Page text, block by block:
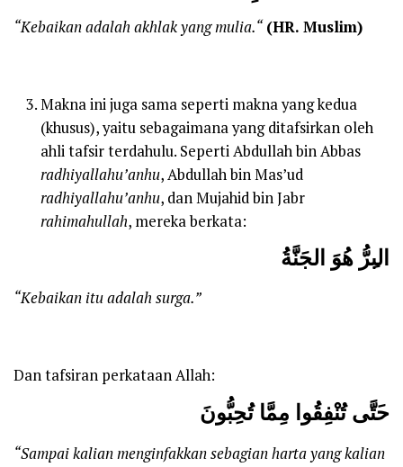
“Kebaikan adalah akhlakyang mulia.“ (HR. Muslim)
Makna ini juga sama seperti makna yang kedua
(khusus), yaitu sebagaimana yang ditafsirkan oleh
ahli tafsir terdahulu. Seperti Abdullah bin Abbas
radhiyallahu’anhu, Abdullah bin Mas’ud
radhiyallahu’anhu, dan Mujahid bin Jabr
rahimahullah, mereka berkata:
البرُّ هُوَ الجَنَّةُ
“Kebaikan itu adalah surga.”
Dan tafsiran perkataan Allah:
حتَّى تُنْفِقُوا مِمَّا تُحِبُّونَ
“Sampai kalian menginfakkansebagian hartayang kalian